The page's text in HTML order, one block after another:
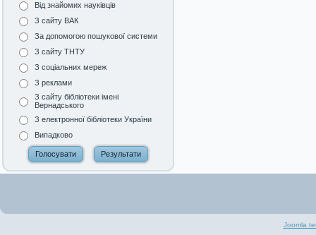
Від знайомих науківців
З сайту ВАК
За допомогою пошукової системи
З сайту ТНТУ
З соціальних мереж
З реклами
З сайту бібліотеки імені
Вернадського
З електронної бібліотеки України
Випадково
Joomla